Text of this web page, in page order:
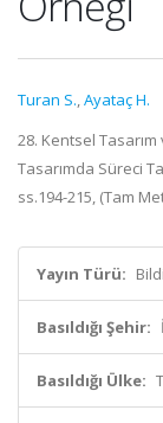
Turan S.,Ayataç H.
28. Kentsel
Tasarımda Süreci
ss.194-215, (Tam
Yayın Türü:
Basıldığı Şehir:
Basıldığı Ülke: